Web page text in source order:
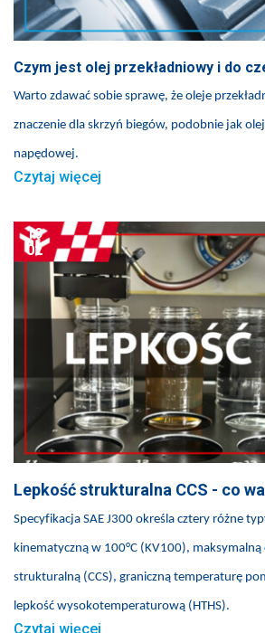
Czym jest olej przekładniowy i do
Warto zdawać sobie sprawę, że oleje
znaczenie dla skrzyń biegów, podobnie jak
napędowej.
Czytaj więcej
19
02
Lepkość strukturalna CCS - co
Specyfikacja SAE J300 określa cztery różne
kinematyczną w 100°C (KV100), maksymalną
strukturalną (CCS), graniczną temperaturę
lepkość wysokotemperaturową (HTHS).
Czytaj więcej